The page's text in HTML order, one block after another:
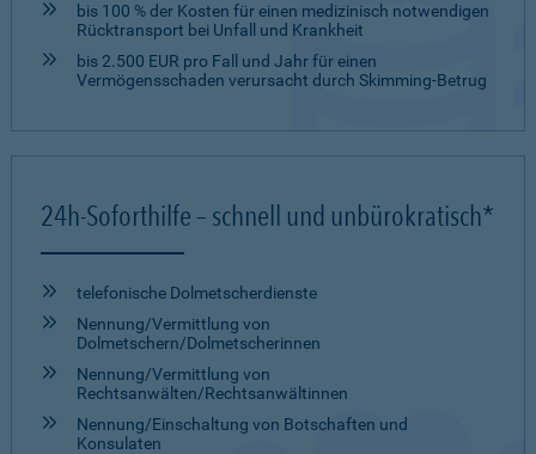
bis 100 % der Kosten für einen medizinisch notwendigen
Rücktransport bei Unfall und Krankheit
bis 2.500 EUR pro Fall und Jahr für einen
Vermögensschaden verursacht durch Skimming-Betrug
24h-Soforthilfe – schnell und unbürokratisch*
telefonische Dolmetscher­dienste
Nennung/Vermittlung von
Dolmetschern/Dolmetscherinnen
Nennung/Vermittlung von
Rechtsanwälten/Rechtsanwältinnen
Nennung/Einschaltung von Botschaften und
Konsulaten